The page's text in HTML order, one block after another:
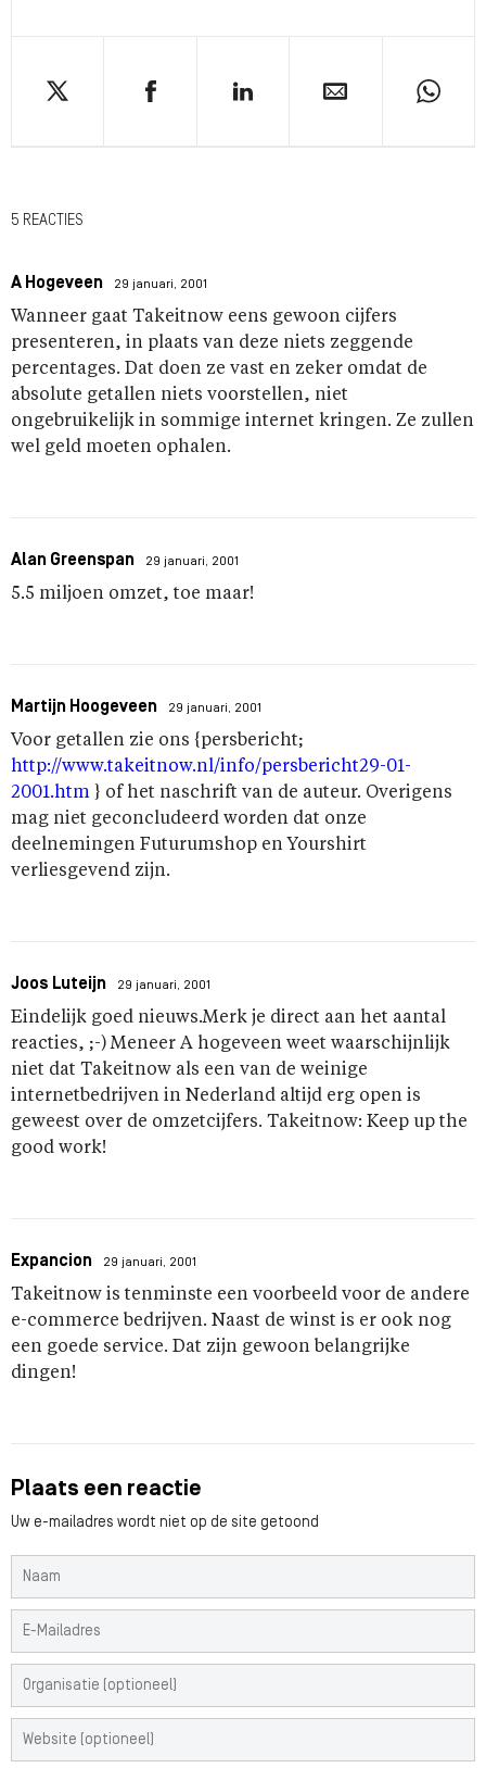
5 REACTIES
A Hogeveen 29 januari, 2001
Wanneer gaat Takeitnow eens gewoon cijfers
presenteren, in plaats van deze niets zeggende
percentages. Dat doen ze vast en zeker omdat de
absolute getallen niets voorstellen, niet
ongebruikelijk in sommige internet kringen. Ze zullen
wel geld moeten ophalen.
Alan Greenspan 29 januari, 2001
5.5 miljoen omzet, toe maar!
Martijn Hoogeveen 29 januari, 2001
Voor getallen zie ons {persbericht;
http://www.takeitnow.nl/info/persbericht29-01-
2001.htm } of het naschrift van de auteur. Overigens
mag niet geconcludeerd worden dat onze
deelnemingen Futurumshop en Yourshirt
verliesgevend zijn.
Joos Luteijn 29 januari, 2001
Eindelijk goed nieuws.Merk je direct aan het aantal
reacties, ;-) Meneer A hogeveen weet waarschijnlijk
niet dat Takeitnow als een van de weinige
internetbedrijven in Nederland altijd erg open is
geweest over de omzetcijfers. Takeitnow: Keep up the
good work!
Expancion 29 januari, 2001
Takeitnow is tenminste een voorbeeld voor de andere
e-commerce bedrijven. Naast de winst is er ook nog
een goede service. Dat zijn gewoon belangrijke
dingen!
Plaats een reactie
Uw e-mailadres wordt niet op de site getoond